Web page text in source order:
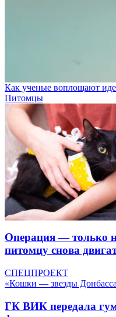
Как ученые воплощают
Питомцы
Операция — только
питомцу снова
СПЕЦПРОЕКТ
«Кошки — звезды
ГК ВИК передала